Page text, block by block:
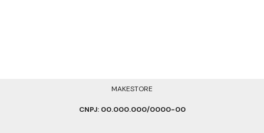
MAKESTORE
CNPJ: 00.000.000/0000-00